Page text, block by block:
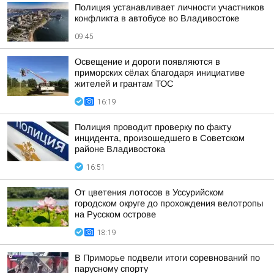
Полиция устанавливает личности участников
конфликта в автобусе во Владивостоке
09:45
Освещение и дороги появляются в
приморских сёлах благодаря инициативе
жителей и грантам ТОС
16:19
Полиция проводит проверку по факту
инцидента, произошедшего в Советском
районе Владивостока
16:51
От цветения лотосов в Уссурийском
городском округе до прохождения велотропы
на Русском острове
18:19
В Приморье подвели итоги соревнований по
парусному спорту